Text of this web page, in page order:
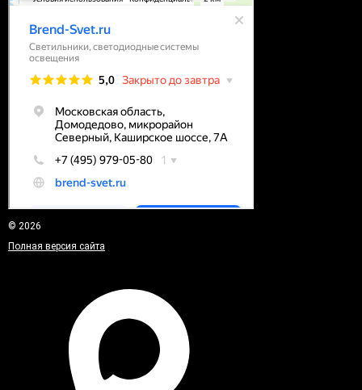
© 2026
Полная версия сайта